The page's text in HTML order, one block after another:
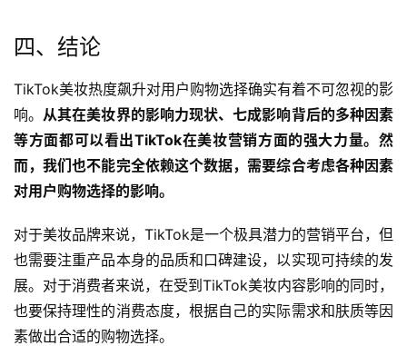
四、结论
TikTok美妆热度飙升对用户购物选择确实有着不可忽视的影
响。 从其在美妆界的影响力现状、七成影响背后的多种因素
等方面都可以看出TikTok在美妆营销方面的强大力量。然
而，我们也不能完全依赖这个数据，需要综合考虑各种因素
对用户购物选择的影响。
对于美妆品牌来说，TikTok是一个极具潜力的营销平台，但
也需要注重产品本身的品质和口碑建设，以实现可持续的发
展。对于消费者来说，在受到TikTok美妆内容影响的同时，
也要保持理性的消费态度，根据自己的实际需求和肤质等因
素做出合适的购物选择。